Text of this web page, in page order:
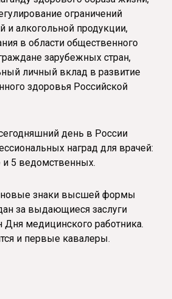
ограничений
и алкогольной продукции,
в области общественного
зарубежных стран,
личный вклад в развитие
здоровья Российской
день в России
наград для врачей:
и 5 ведомственных.
новые знаки высшей формы
за выдающиеся заслуги
медицинского работника.
и первые кавалеры.